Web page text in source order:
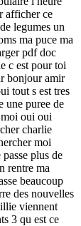
afficher ce
legumes un
ma puce ma
pdf doc
c est pour toi
bonjour amir
tout s est tres
une puree de
moi oui oui
charlie
moi
plus de
rentre ma
beaucoup
des nouvelles
viennent
3 qu est ce